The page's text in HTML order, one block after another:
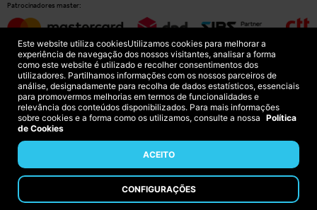
Patrocinadores master:
Patrocinadores principais:
Política de Privacidade
FAQs
Este website utiliza cookiesUtilizamos cookies para melhorar a
experiência de navegação dos nossos visitantes, analisar a forma
como este website é utilizado e recolher consentimentos dos
utilizadores. Partilhamos informações com os nossos parceiros de
análise, designadamente para recolha de dados estatísticos, essenciais
para promovermos melhorias em termos de funcionalidades e
relevância dos conteúdos disponibilizados. Para mais informações
sobre cookies e a forma como os utilizamos, consulte a nossa Política
de Cookies
CONFIGURAÇÕES
ACEITO